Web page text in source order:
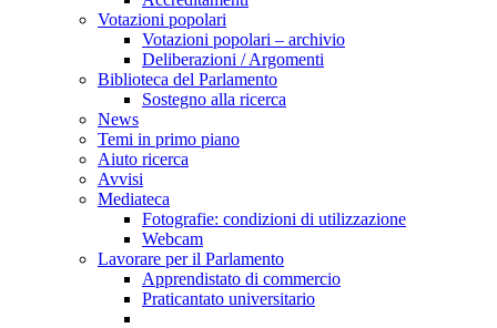
Votazioni popolari
Votazioni popolari – archivio
Deliberazioni / Argomenti
Biblioteca del Parlamento
Sostegno alla ricerca
News
Temi in primo piano
Aiuto ricerca
Avvisi
Mediateca
Fotografie: condizioni di utilizzazione
Webcam
Lavorare per il Parlamento
Apprendistato di commercio
Praticantato universitario